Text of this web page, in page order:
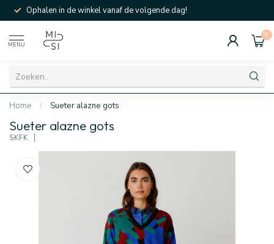
Ophalen in de winkel vanaf de volgende dag!
MENU
0
Home / Sueter alazne gots
Sueter alazne gots
SKFK